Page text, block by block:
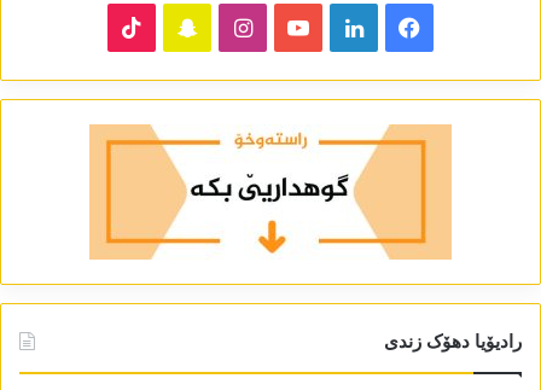
Facebook
LinkedIn
YouTube
Instagram
Snapchat
رادیۆیا دھۆک زندی